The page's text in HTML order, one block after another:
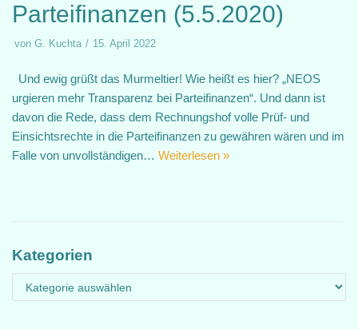
Parteifinanzen (5.5.2020)
von G. Kuchta 15. April 2022
Und ewig grüßt das Murmeltier! Wie heißt es hier? „NEOS
urgieren mehr Transparenz bei Parteifinanzen“. Und dann ist
davon die Rede, dass dem Rechnungshof volle Prüf- und
Einsichtsrechte in die Parteifinanzen zu gewähren wären und im
Falle von unvollständigen… Weiterlesen »
Kategorien